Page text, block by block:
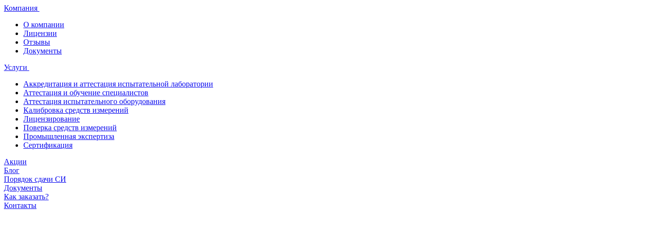
Компания
О компании
Лицензии
Отзывы
Документы
Услуги
Аккредитация и аттестация испытательной лаборатории
Аттестация и обучение специалистов
Аттестация испытательного оборудования
Калибровка средств измерений
Лицензирование
Поверка средств измерений
Промышленная экспертиза
Сертификация
Акции
Блог
Порядок сдачи СИ
Документы
Как заказать?
Контакты